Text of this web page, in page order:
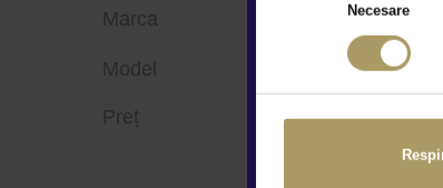
Necesare
Marca
Model
Preț
KGM